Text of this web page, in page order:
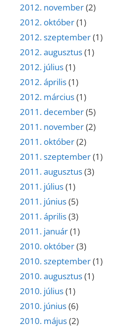
2012. november(2)
2012. október(1)
2012. szeptember(1)
2012. augusztus(1)
2012. július(1)
2012. április(1)
2012. március(1)
2011. december(5)
2011. november(2)
2011. október(2)
2011. szeptember(1)
2011. augusztus(3)
2011. július(1)
2011. június(5)
2011. április(3)
2011. január(1)
2010. október(3)
2010. szeptember(1)
2010. augusztus(1)
2010. július(1)
2010. június(6)
2010. május(2)